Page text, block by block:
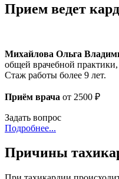
Прием ведет
Михайлова Ольга
общей врачебной
Стаж работы более 9 лет.
Приём врача от 2500 ₽
Задать вопрос
Подробнее...
Причины